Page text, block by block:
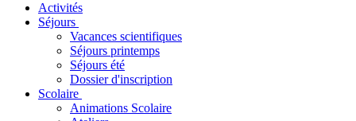
Activités
Séjours
Vacances scientifiques
Séjours printemps
Séjours été
Dossier d'inscription
Scolaire
Animations Scolaire